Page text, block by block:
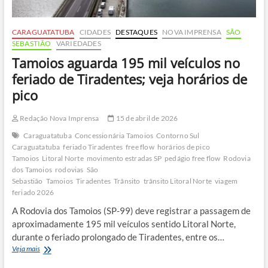
CARAGUATATUBA CIDADES DESTAQUES NOVA IMPRENSA SÃO
SEBASTIÃO
VARIEDADES
Tamoios aguarda 195 mil veículos no
feriado de Tiradentes; veja horários de
pico
Redação Nova Imprensa
15 de abril de 2026
Caraguatatuba Concessionária Tamoios Contorno Sul
Caraguatatuba feriado Tiradentes free flow horários de pico
Tamoios Litoral Norte movimento estradas SP pedágio free flow Rodovia
dos Tamoios rodovias São
Sebastião Tamoios Tiradentes Trânsito trânsito Litoral Norte viagem
feriado 2026
A Rodovia dos Tamoios (SP-99) deve registrar a passagem de
aproximadamente 195 mil veículos sentido Litoral Norte,
durante o feriado prolongado de Tiradentes, entre os…
Veja maisTamoios